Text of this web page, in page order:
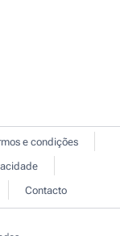
e condições
Contacto